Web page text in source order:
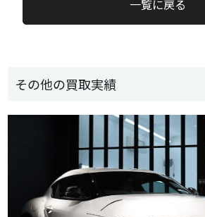
その他の買取実績
一覧に戻る